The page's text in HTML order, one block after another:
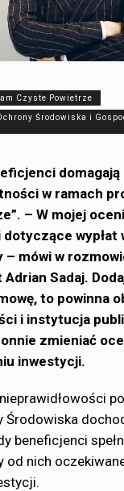
Czyste Powietrze
Środowiska i
domagają
w ramach
– W mojej
dotyczące wypłat
mówi w
Sadaj.
to powinna
i instytucja
zmieniać
inwestycji.
Środowiska
beneficjenci
od nich